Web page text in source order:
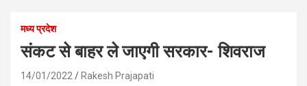
मध्य प्रदेश
संकट से बाहर ले जाएगी सरकार- शिवराज
14/01/2022 Rakesh Prajapati